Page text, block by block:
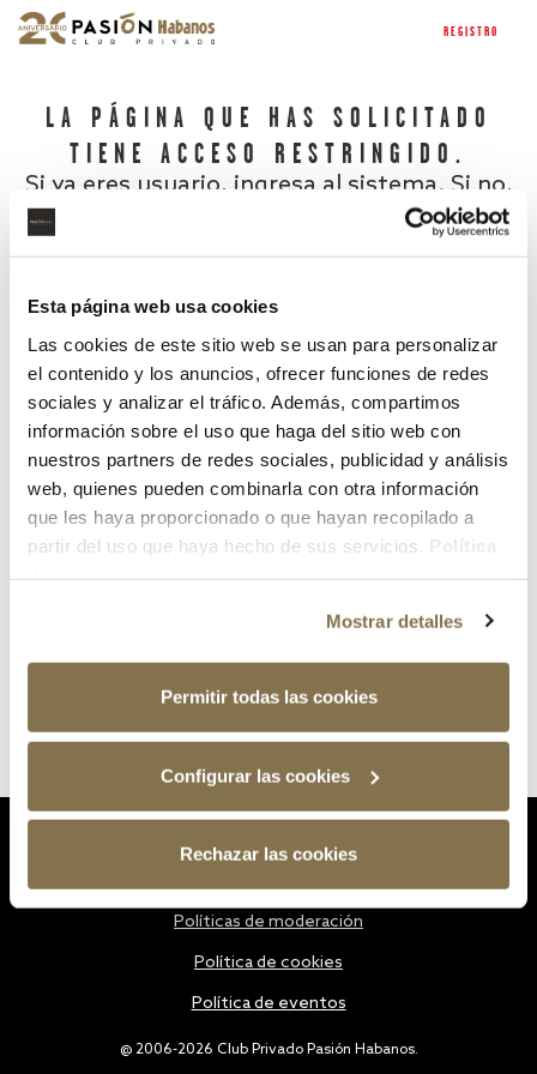
Esta página web usa cookies
Las cookies de este sitio web se usan para personalizar
el contenido y los anuncios, ofrecer funciones de redes
sociales y analizar el tráfico. Además, compartimos
información sobre el uso que haga del sitio web con
nuestros partners de redes sociales, publicidad y análisis
web, quienes pueden combinarla con otra información
que les haya proporcionado o que hayan recopilado a
partir del uso que haya hecho de sus servicios. Política
Mostrar detalles
Permitir todas las cookies
Configurar las cookies
Rechazar las cookies
REGISTRO
LA PÁGINA QUE HAS SOLICITADO
TIENE ACCESO RESTRINGIDO.
Si ya eres usuario, ingresa al sistema. Si no,
¿Has olvidado tu contraseña?
@ 2006-2026 Club Privado Pasión Habanos.
Políticas de moderación
Política de cookies
Política de eventos